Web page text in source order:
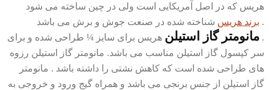
هریس که در اصل آمریکایی است ولی در چین ساخته می شود
. برند هریس شناخته شده در صنعت جوش و برش می باشد
. مانومتر گاز استیلن هریس برای سایز ¼ طراحی شده و برای
سر کپسول گاز استیلن مناسب می باشد. مانومتر گاز استیلن رزوه
های طراحی شده است که کاهش نشتی را داشته باشد . مانومتر
گاز استیلن از جنس برنجی می باشد و همراه گیج ورود و خروجی به